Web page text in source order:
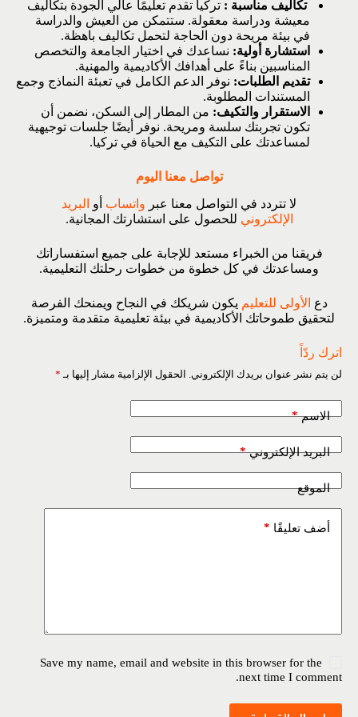
تكاليف مناسبة : تركيا تقدم تعليمًا عالي الجودة بتكاليف
معيشة ودراسة معقولة. ستتمكن من العيش والدراسة
في بيئة مريحة دون الحاجة لتحمل تكاليف باهظة.
استشارة أولية: نساعدك في اختيار الجامعة والتخصص
المناسبين بناءً على أهدافك الأكاديمية والمهنية.
تقديم الطلبات: نوفر الدعم الكامل في تعبئة النماذج وجمع
المستندات المطلوبة.
الاستقرار والتكيف: من المطار إلى السكن، نضمن أن
تكون تجربتك سلسة ومريحة. نوفر أيضًا جلسات توجيهية
لمساعدتك على التكيف مع الحياة في تركيا.
تواصل معنا اليوم
لا تتردد في التواصل معنا عبر واتساب أو البريد
الإلكتروني للحصول على استشارتك المجانية.
فريقنا من الخبراء مستعد للإجابة على جميع استفساراتك
ومساعدتك في كل خطوة من خطوات رحلتك التعليمية.
دع الأولى للتعليم يكون شريكك في النجاح ويمنحك الفرصة
لتحقيق طموحاتك الأكاديمية في بيئة تعليمية متقدمة ومتميزة.
اترك ردّاً
لن يتم نشر عنوان بريدك الإلكتروني. الحقول الإلزامية مشار إليها بـ *
الاسم*
البريد الإلكتروني*
الموقع
أضف تعليقًا *
Save my name, email and website in this browser for the
next time I comment.